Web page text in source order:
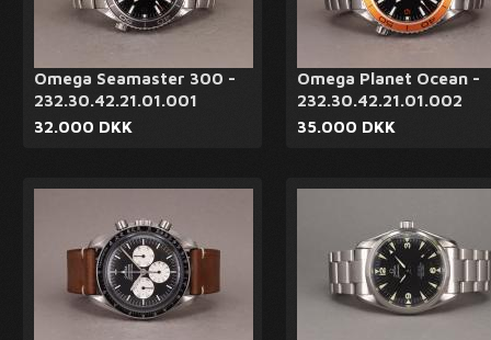
Omega Seamaster 300 -
232.30.42.21.01.001
32.000 DKK
Omega Planet Ocean -
232.30.42.21.01.002
35.000 DKK